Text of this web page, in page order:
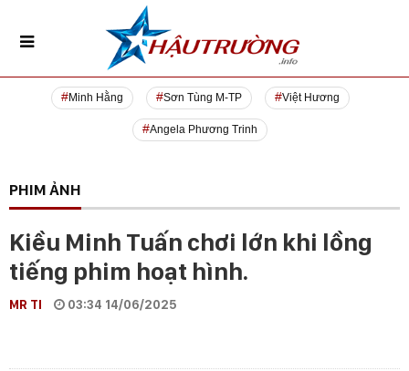
Minh Hằng Sơn Tùng M-TP Việt Hương
Angela Phương Trinh
PHIM ẢNH
Kiều Minh Tuấn chơi lớn khi lồng
tiếng phim hoạt hình.
MR TI 03:34 14/06/2025